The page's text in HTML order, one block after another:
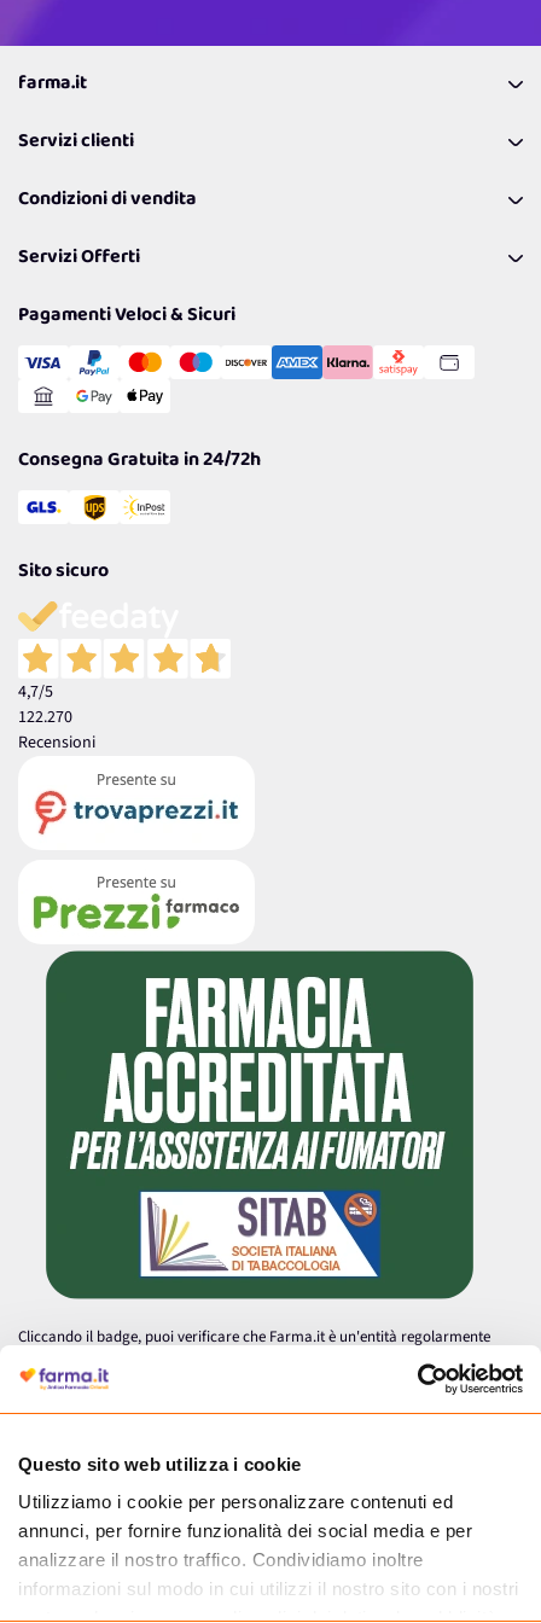
Questo sito web utilizza i cookie
Utilizziamo i cookie per personalizzare contenuti ed
annunci, per fornire funzionalità dei social media e per
analizzare il nostro traffico. Condividiamo inoltre
informazioni sul modo in cui utilizzi il nostro sito con i nostri
partner che si occupano di analisi dei dati web, pubblicità e
farma.it
Coupon
Lavora con noi
Politiche per la parità di genere
Servizi clienti
Richiamami
Resi
Condizioni di vendita
Spedizioni
Cookie Policy
Gestisci Cookie
Servizi Offerti
Reso Facile e Veloce
Pagamenti Veloci & Sicuri
Consegna Gratuita in 24/72h
Sito sicuro
4,7/5
122.270
Recensioni
Cliccando il badge, puoi verificare che Farma.it è un'entità regolarmente
autorizzata dal Ministero della Salute a effettuare la vendita online di
medicinali.